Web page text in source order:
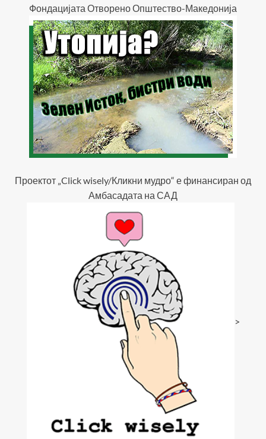
Фондацијата Отворено Општество-Македонија
Проектот „Click wisely/Кликни мудро“ е финансиран од
Амбасадата на САД
>